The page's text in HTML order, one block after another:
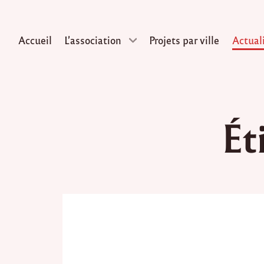
Accueil L’association Projets par ville